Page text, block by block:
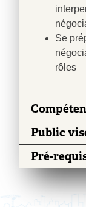
Se
rôles
Public
Pré-